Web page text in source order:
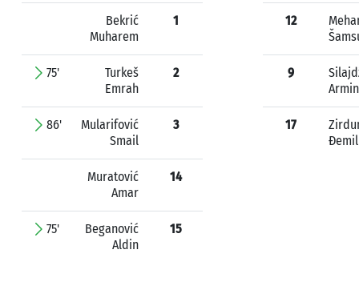
Bekrić
Muharem
1
75'
Turkeš
Emrah
2
86'
Mularifović
Smail
3
Muratović
Amar
14
75'
Beganović
Aldin
15
12
9
Armin
17
Đemil